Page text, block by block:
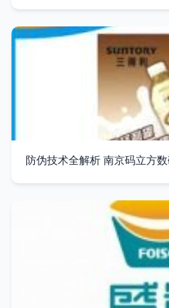
防伪技术全解析 南京码立方